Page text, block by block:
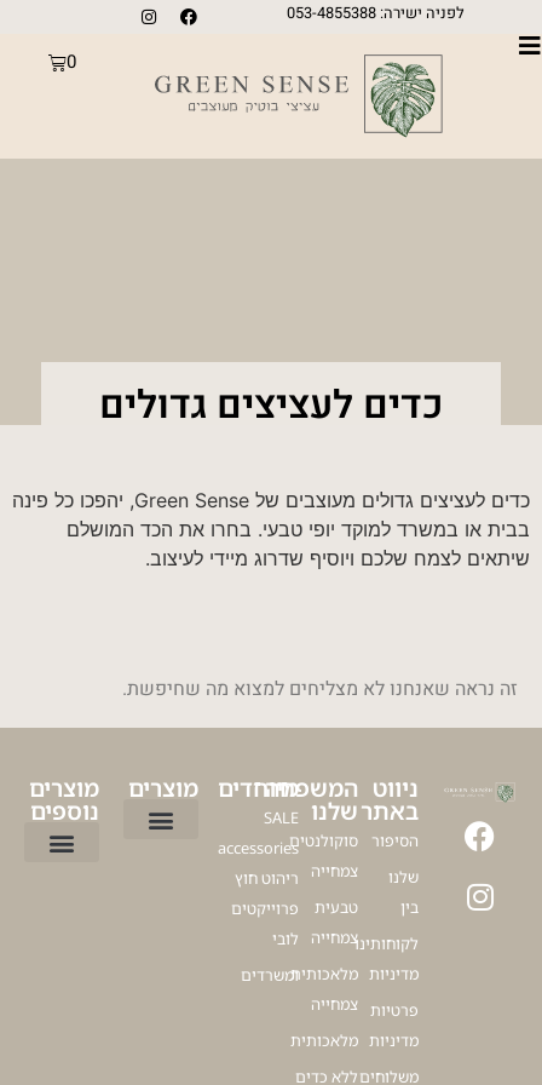
לפניה ישירה: 053-4855388
0
כדים לעציצים גדולים
כדים לעציצים גדולים מעוצבים של Green Sense, יהפכו כל פינה
בבית או במשרד למוקד יופי טבעי. בחרו את הכד המושלם
שיתאים לצמח שלכם ויוסיף שדרוג מיידי לעיצוב.
זה נראה שאנחנו לא מצליחים למצוא מה שחיפשת.
ניווט
באתר
הסיפור
שלנו
בין
לקוחותינו
מדיניות
פרטיות
מדיניות
משלוחים
המשפחה
שלנו
סוקולנטים
צמחייה
טבעית
צמחייה
מלאכותית
צמחייה
מלאכותית
ללא כדים
מיוחדים
SALE
accessories
ריהוט חוץ
פרוייקטים
לובי
ומשרדים
מוצרים מוצרים
נוספים